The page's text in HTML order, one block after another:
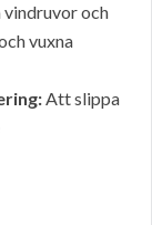
och
vuxna
Att slippa